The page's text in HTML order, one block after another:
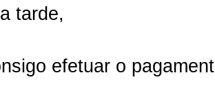
tarde,
efetuar o